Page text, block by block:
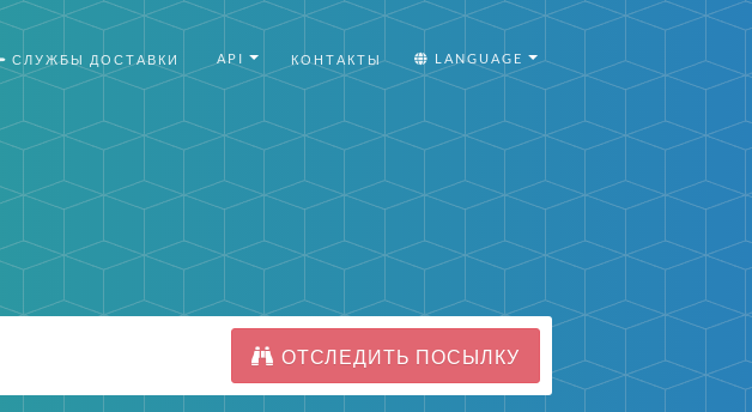
СЛУЖБЫ ДОСТАВКИ API КОНТАКТЫ LANGUAGE
ОТСЛЕДИТЬ ПОСЫЛКУ